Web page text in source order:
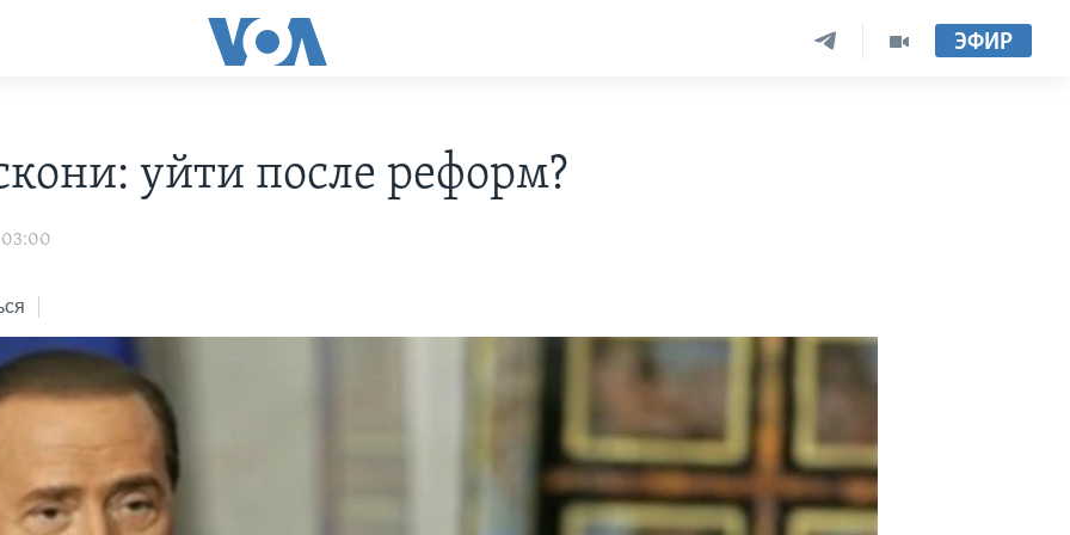
ЭФИР
уйти после реформ?
03:00